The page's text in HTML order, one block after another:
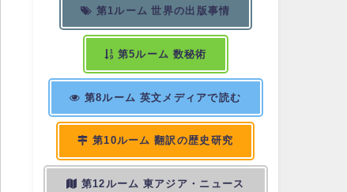
第1ルーム 世界の出版事情
第5ルーム 数秘術
第8ルーム 英文メディアで読む
第10ルーム 翻訳の歴史研究
第12ルーム 東アジア・ニュース